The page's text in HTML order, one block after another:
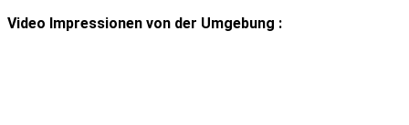
Video Impressionen von der Umgebung :